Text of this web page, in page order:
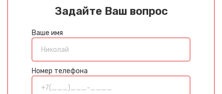
Задайте Ваш вопрос
Ваше имя
Номер телефона